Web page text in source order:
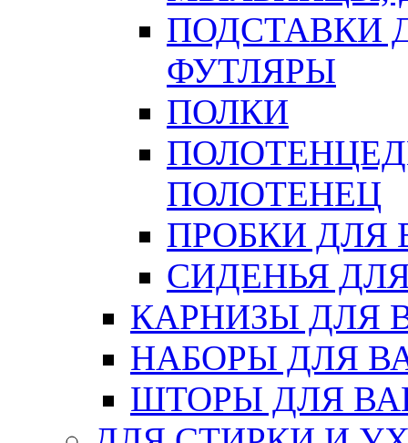
ПОДСТАВКИ
ФУТЛЯРЫ
ПОЛКИ
ПОЛОТЕНЕЦ
ПРОБКИ ДЛЯ
СИДЕНЬЯ
КАРНИЗЫ ДЛЯ
НАБОРЫ ДЛЯ
ШТОРЫ ДЛЯ